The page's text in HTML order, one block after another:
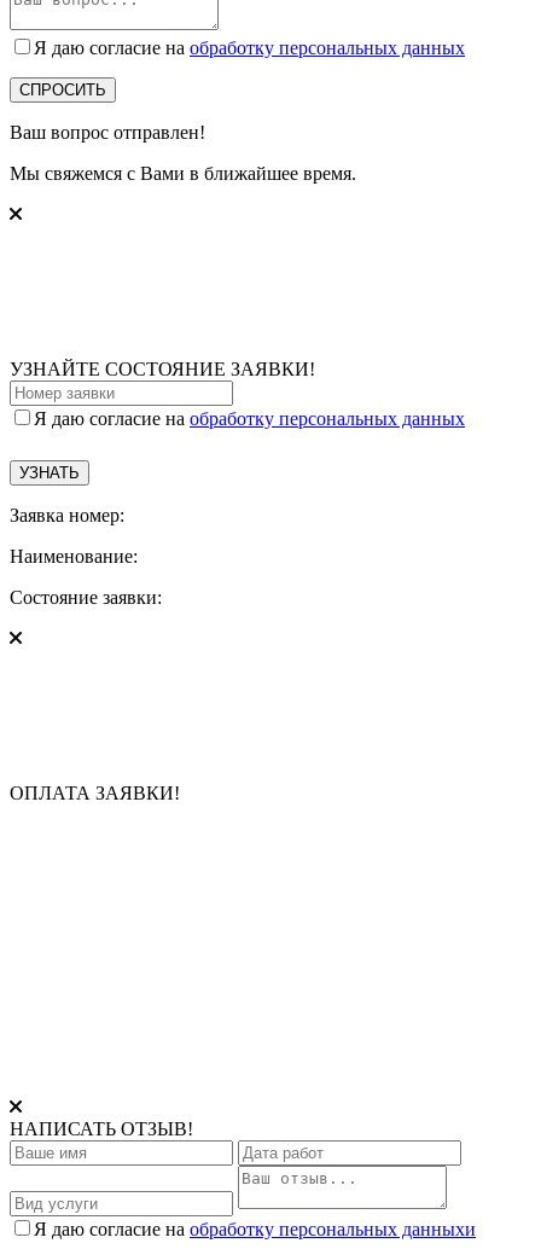
Я даю согласие на обработку персональных данных
Ваш вопрос отправлен!
Мы свяжемся с Вами в ближайшее время.
УЗНАЙТЕ СОСТОЯНИЕ ЗАЯВКИ!
Я даю согласие на обработку персональных данных
Заявка номер:
Наименование:
Состояние заявки:
ОПЛАТА ЗАЯВКИ!
НАПИСАТЬ ОТЗЫВ!
Я даю согласие на обработку персональных данныхи